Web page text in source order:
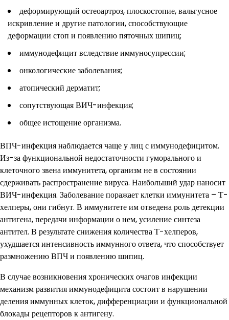
деформирующий остеоартроз, плоскостопие, вальгусное
искривление и другие патологии, способствующие
деформации стоп и появлению пяточных шипиц;
иммунодефицит вследствие иммуносупрессии;
онкологические заболевания;
атопический дерматит;
сопутствующая ВИЧ-инфекция;
общее истощение организма.
ВПЧ-инфекция наблюдается чаще у лиц с иммунодефицитом.
Из-за функциональной недостаточности гуморального и
клеточного звена иммунитета, организм не в состоянии
сдерживать распространение вируса. Наибольший удар наносит
ВИЧ-инфекция. Заболевание поражает клетки иммунитета – Т-
хелперы, они гибнут. В иммунитете им отведена роль детекции
антигена, передачи информации о нем, усиление синтеза
антител. В результате снижения количества Т-хелперов,
ухудшается интенсивность иммунного ответа, что способствует
размножению ВПЧ и появлению шипиц.
В случае возникновения хронических очагов инфекции
механизм развития иммунодефицита состоит в нарушении
деления иммунных клеток, дифференциации и функциональной
блокады рецепторов к антигену.